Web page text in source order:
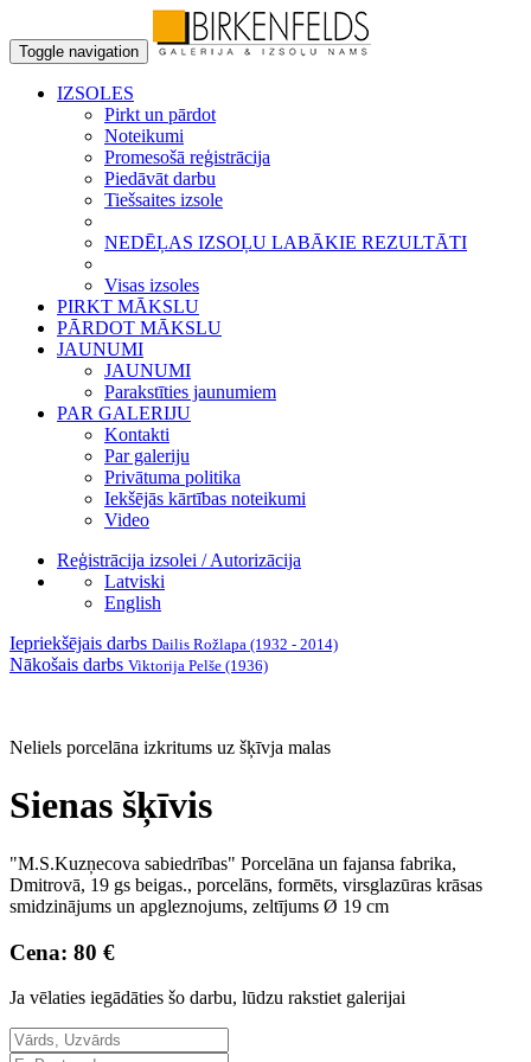
Toggle navigation
IZSOLES
Pirkt un pārdot
Noteikumi
Promesošā reģistrācija
Piedāvāt darbu
Tiešsaites izsole
NEDĒĻAS IZSOĻU LABĀKIE REZULTĀTI
Visas izsoles
PIRKT MĀKSLU
PĀRDOT MĀKSLU
JAUNUMI
JAUNUMI
Parakstīties jaunumiem
PAR GALERIJU
Kontakti
Par galeriju
Privātuma politika
Iekšējās kārtības noteikumi
Video
Reģistrācija izsolei / Autorizācija
Latviski
English
Iepriekšējais darbs Dailis Rožlapa (1932 - 2014)
Nākošais darbs Viktorija Pelše (1936)
Neliels porcelāna izkritums uz šķīvja malas
Sienas šķīvis
"M.S.Kuzņecova sabiedrības" Porcelāna un fajansa fabrika,
Dmitrovā, 19 gs beigas., porcelāns, formēts, virsglazūras krāsas
smidzinājums un apgleznojums, zeltījums Ø 19 cm
Cena: 80 €
Ja vēlaties iegādāties šo darbu, lūdzu rakstiet galerijai